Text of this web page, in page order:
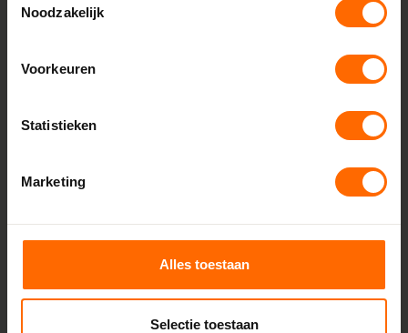
Noodzakelijk
Voorkeuren
Statistieken
Marketing
Alles toestaan
Selectie toestaan
Lokaal geproduceerd in onze eigen
Doordat we alles zelf produceren in onze fabrieken in
prijzen scherp. Je bestelt rechtstreeks bij de bron, zonder
leveren ze vanaf 5 werkdagen af bij een van onze
bij inmeten of specifieke wensen? Ons team staat voor je